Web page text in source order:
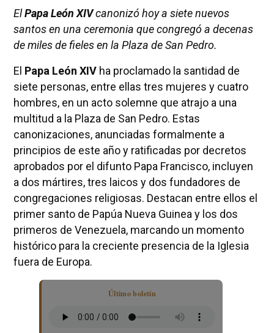
ElPapa León XIVcanonizó hoy a siete nuevos
santos en una ceremonia que congregó a decenas
de miles de fieles en la Plaza de San Pedro.
El Papa León XIVha proclamado la santidad de
siete personas, entre ellas tres mujeres y cuatro
hombres, en un acto solemne que atrajo a una
multitud a la Plaza de San Pedro. Estas
canonizaciones, anunciadas formalmente a
principios de este año y ratificadas por decretos
aprobados por el difunto Papa Francisco, incluyen
a dos mártires, tres laicos y dos fundadores de
congregaciones religiosas. Destacan entre ellos el
primer santo de Papúa Nueva Guinea y los dos
primeros de Venezuela, marcando un momento
histórico para la creciente presencia de la Iglesia
fuera de Europa.
Último boletín